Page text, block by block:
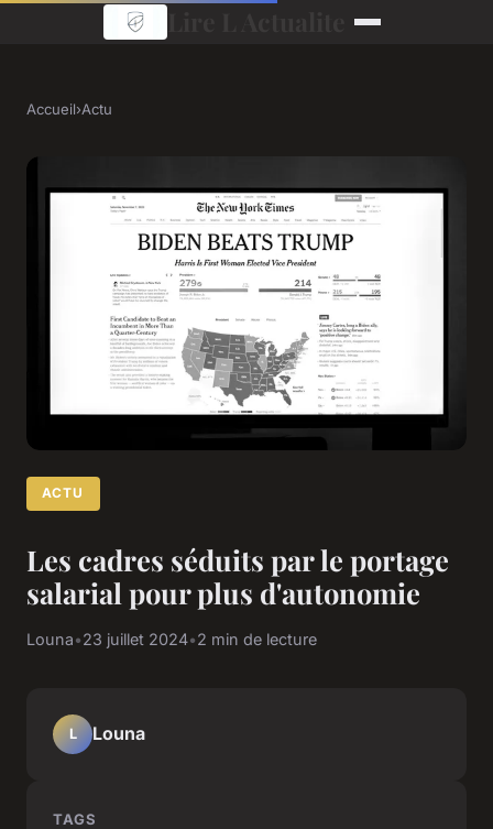
Accueil›Actu
ACTU
Les cadres séduits par le portage
salarial pour plus d'autonomie
Louna•23 juillet 2024•2 min de lecture
L Louna
TAGS